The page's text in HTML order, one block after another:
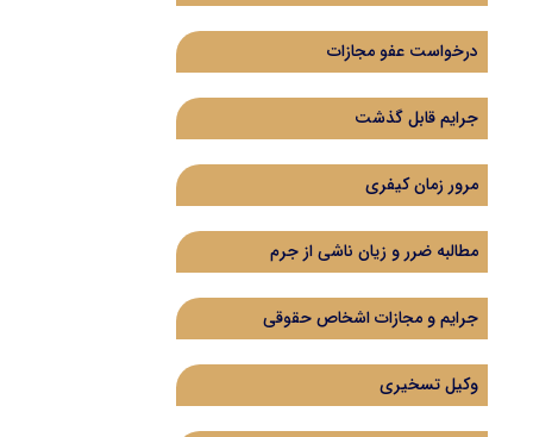
درخواست عفو مجازات
جرایم قابل گذشت
مرور زمان کیفری
مطالبه ضرر و زیان ناشی از جرم
جرایم و مجازات اشخاص حقوقی
وکیل تسخیری